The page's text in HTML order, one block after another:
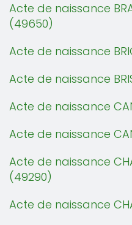
Acte de naissance
(49650)
Acte de naissance
Acte de naissance
Acte de naissance
Acte de naissance
Acte de naissance
(49290)
Acte de naissance